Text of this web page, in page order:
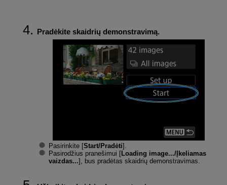
Pradėkite skaidrių demonstravimą.
Pasirinkite [Start/Pradėti].
Pasirodžius pranešimui [Loading image.../Įkeliamas
vaizdas...], bus pradėtas skaidrių demonstravimas.